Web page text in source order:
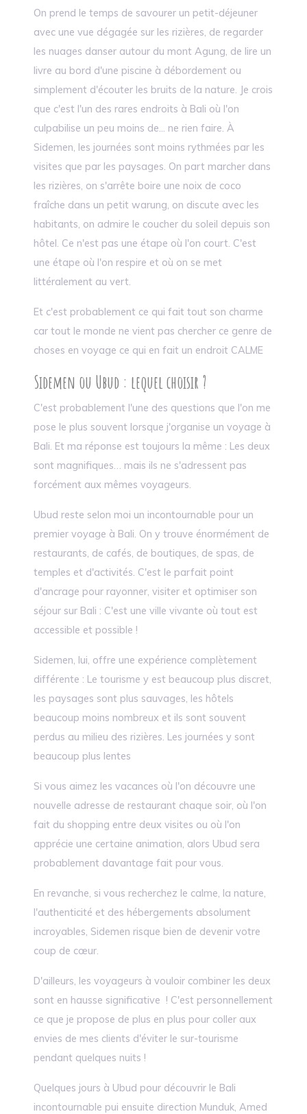
On prend le temps de savourer un petit-déjeuner
avec une vue dégagée sur les rizières, de regarder
les nuages danser autour du mont Agung, de lire un
livre au bord d'une piscine à débordement ou
simplement d'écouter les bruits de la nature. Je crois
que c'est l'un des rares endroits à Bali où l'on
culpabilise un peu moins de... ne rien faire. À
Sidemen, les journées sont moins rythmées par les
visites que par les paysages. On part marcher dans
les rizières, on s'arrête boire une noix de coco
fraîche dans un petit warung, on discute avec les
habitants, on admire le coucher du soleil depuis son
hôtel. Ce n'est pas une étape où l'on court. C'est
une étape où l'on respire et où on se met
littéralement au vert.
Et c'est probablement ce qui fait tout son charme
car tout le monde ne vient pas chercher ce genre de
choses en voyage ce qui en fait un endroit CALME
Sidemen ou Ubud : lequel choisir ?
C'est probablement l'une des questions que l'on me
pose le plus souvent lorsque j'organise un voyage à
Bali. Et ma réponse est toujours la même : Les deux
sont magnifiques… mais ils ne s'adressent pas
forcément aux mêmes voyageurs.
Ubud reste selon moi un incontournable pour un
premier voyage à Bali. On y trouve énormément de
restaurants, de cafés, de boutiques, de spas, de
temples et d'activités. C'est le parfait point
d'ancrage pour rayonner, visiter et optimiser son
séjour sur Bali : C'est une ville vivante où tout est
accessible et possible !
Sidemen, lui, offre une expérience complètement
différente : Le tourisme y est beaucoup plus discret,
les paysages sont plus sauvages, les hôtels
beaucoup moins nombreux et ils sont souvent
perdus au milieu des rizières. Les journées y sont
beaucoup plus lentes
Si vous aimez les vacances où l'on découvre une
nouvelle adresse de restaurant chaque soir, où l'on
fait du shopping entre deux visites ou où l'on
apprécie une certaine animation, alors Ubud sera
probablement davantage fait pour vous.
En revanche, si vous recherchez le calme, la nature,
l'authenticité et des hébergements absolument
incroyables, Sidemen risque bien de devenir votre
coup de cœur.
D'ailleurs, les voyageurs à vouloir combiner les deux
sont en hausse significative ! C'est personnellement
ce que je propose de plus en plus pour coller aux
envies de mes clients d'éviter le sur-tourisme
pendant quelques nuits !
Quelques jours à Ubud pour découvrir le Bali
incontournable pui ensuite direction Munduk, Amed